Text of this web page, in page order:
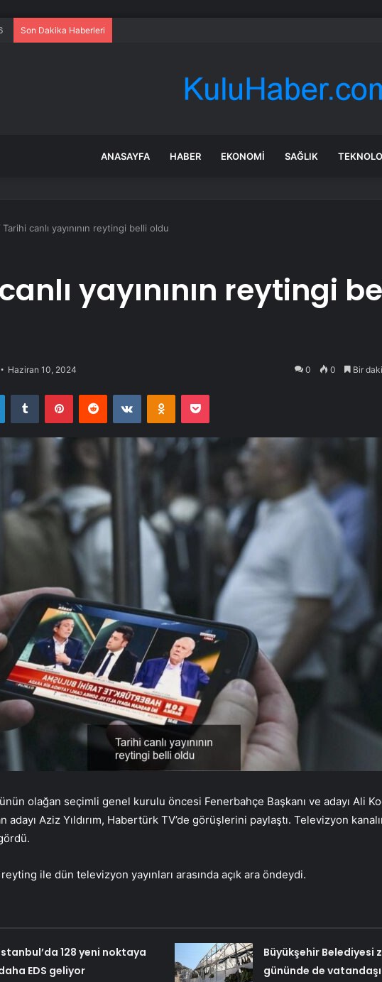
Son Dakika Haberleri
ANASAYFA HABER EKONOMI SAĞLIK
Tarihi canlı yayınının reytingi belli oldu
yayınının reytingi
Haziran 10, 2024 0 0 Bir
LinkedInTumblr PinterestReddit VKontakteOdnoklassniki
Pocket
olağan seçimli genel kurulu öncesi Fenerbahçe Başkanı ve adayı Ali
adayı Aziz Yıldırım, Habertürk TV’de görüşlerini paylaştı. Televizyon
reyting ile dün televizyon yayınları arasında açık ara öndeydi.
128 yeni noktaya
EDS geliyor
Büyükşehir Belediyesi
gününde de